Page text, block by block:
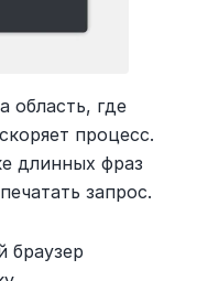
где
процесс.
длинных фраз
запрос.
браузер